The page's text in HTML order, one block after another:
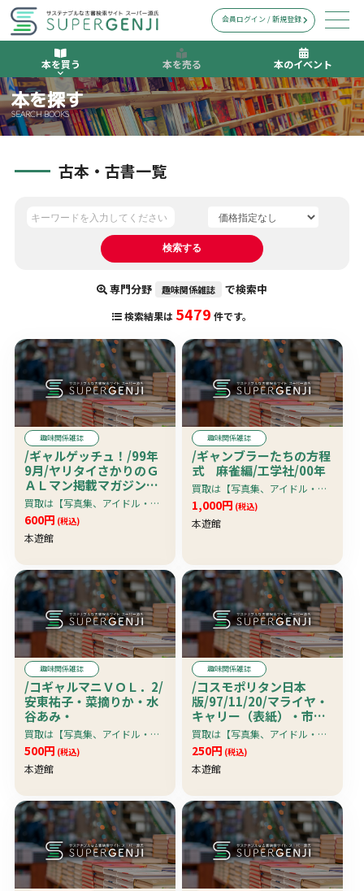
本を買う 本を売る 本のイベント
会員ログイン / 新規登録
本を探す
SEARCH BOOKS
古本・古書一覧
専門分野 趣味関係雑誌 で検索中
検索結果は 5479 件です。
趣味関係雑誌
/ギャルゲッチュ！/99年
9月/ヤリタイさかりのＧ
ＡＬマン掲載マガジン・
ギャル系女満載
買取は【写真集、アイドル・グラビア系雑誌、アダルト雑誌・アイドルビデオ＆ＤＶＤ】限定です。
600円 (税込)
本遊館
趣味関係雑誌
/ギャンブラーたちの方程
式 麻雀編/工学社/00年
買取は【写真集、アイドル・グラビア系雑誌、アダルト雑誌・アイドルビデオ＆ＤＶＤ】限定です。
1,000円 (税込)
本遊館
趣味関係雑誌
/コギャルマニＶＯＬ．2/
安東祐子・菜摘りか・水
谷あみ・
買取は【写真集、アイドル・グラビア系雑誌、アダルト雑誌・アイドルビデオ＆ＤＶＤ】限定です。
500円 (税込)
本遊館
趣味関係雑誌
/コスモポリタン日本
版/97/11/20/マライヤ・
キャリー（表紙）・市川
猿之助/マザー・テレサ/
マンディ・ガ
買取は【写真集、アイドル・グラビア系雑誌、アダルト雑誌・アイドルビデオ＆ＤＶＤ】限定です。
250円 (税込)
本遊館